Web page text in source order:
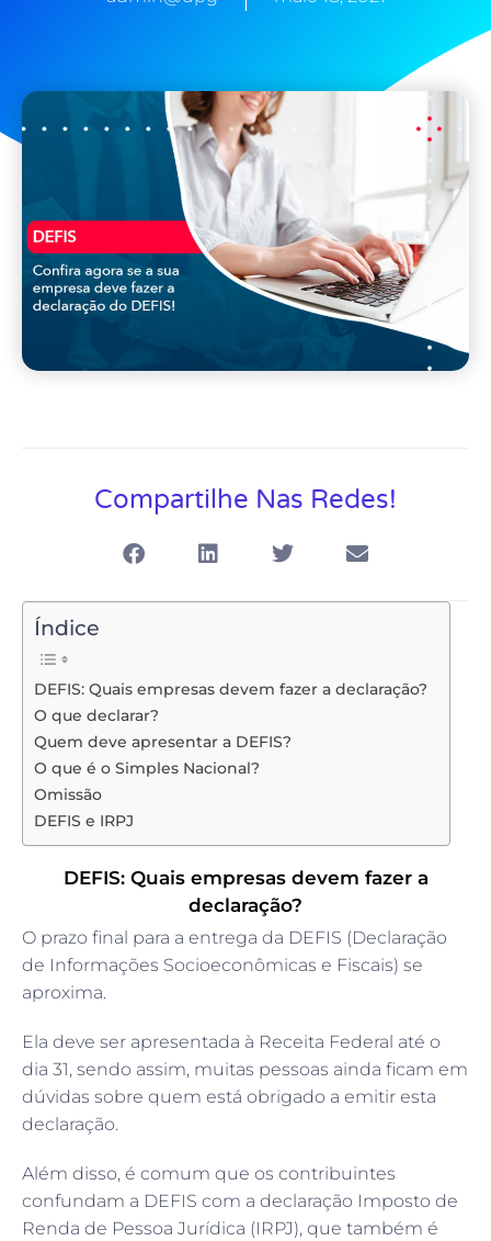
Compartilhe Nas Redes!
Índice
DEFIS: Quais empresas devem fazer a declaração?
O que declarar?
Quem deve apresentar a DEFIS?
O que é o Simples Nacional?
Omissão
DEFIS e IRPJ
DEFIS: Quais empresas devem fazer a
declaração?
O prazo final para a entrega da DEFIS (Declaração
de Informações Socioeconômicas e Fiscais) se
aproxima.
Ela deve ser apresentada à Receita Federal até o
dia 31, sendo assim, muitas pessoas ainda ficam em
dúvidas sobre quem está obrigado a emitir esta
declaração.
Além disso, é comum que os contribuintes
confundam a DEFIS com a declaração Imposto de
Renda de Pessoa Jurídica (IRPJ), que também é